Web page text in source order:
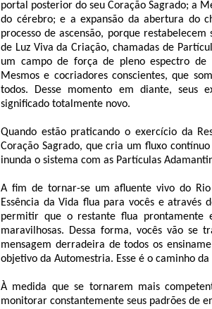
portal posterior do seu Coração Sagrado; a
do cérebro; e a expansão da abertura do
processo de ascensão, porque
de Luz Viva da Criação, chamadas de
um campo de força de pleno espectro de
Mesmos e cocriadores conscientes, que
todos. Desse momento em diante, seus
significado totalmente novo.
Quando estão praticando o exercício da
Coração Sagrado, que cria um fluxo
inunda o sistema com as Partículas
A fim de tornar-se um afluente vivo do
Essência da Vida flua para vocês e através
permitir que o restante flua prontamente
maravilhosas. Dessa forma, vocês vão se
mensagem derradeira de todos os
objetivo da Automestria. Esse é o caminho da
À medida que se tornarem mais
monitorar constantemente seus padrões de